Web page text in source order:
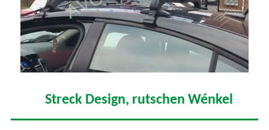
Streck Design, rutschen Wénkel